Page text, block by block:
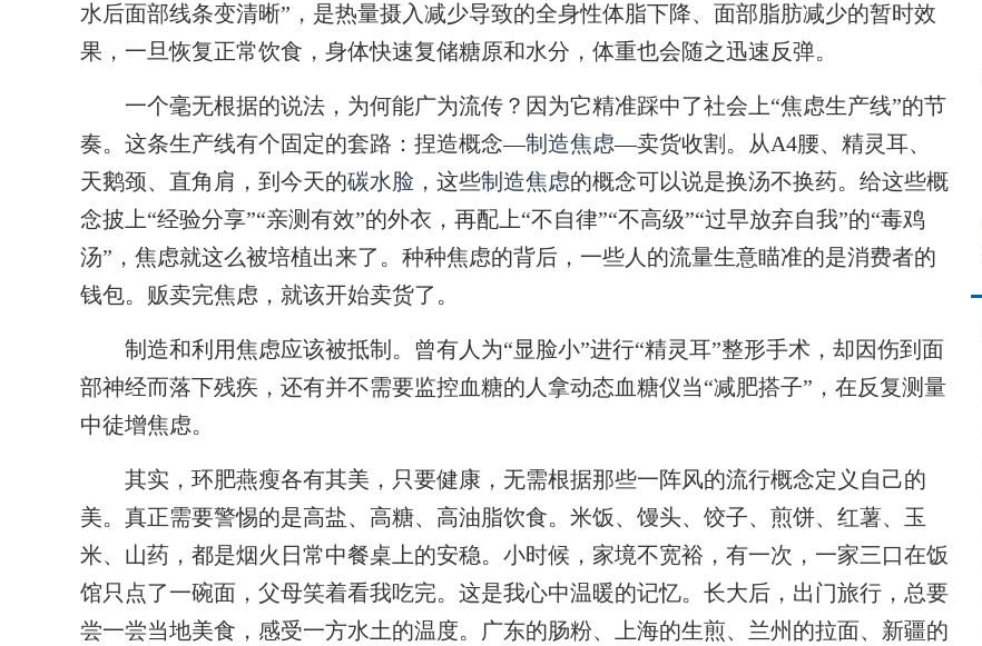
水后面部线条变清晰”，是热量摄入减少导致的全身性体脂下降、面部脂肪减少的暂时效
果，一旦恢复正常饮食，身体快速复储糖原和水分，体重也会随之迅速反弹。
一个毫无根据的说法，为何能广为流传？因为它精准踩中了社会上“焦虑生产线”的节
奏。这条生产线有个固定的套路：捏造概念—制造焦虑—卖货收割。从A4腰、精灵耳、
天鹅颈、直角肩，到今天的碳水脸 ，这些制造焦虑的概念可以说是换汤不换药。给这些概
念披上“经验分享”“亲测有效”的外衣，再配上“不自律”“不高级”“过早放弃自我”的“毒鸡
汤”，焦虑就这么被培植出来了。种种焦虑的背后，一些人的流量生意瞄准的是消费者的
钱包。贩卖完焦虑，就该开始卖货了。
制造和利用焦虑应该被抵制。曾有人为“显脸小”进行“精灵耳”整形手术，却因伤到面
部神经而落下残疾，还有并不需要监控血糖的人拿动态血糖仪当“减肥搭子”，在反复测量
中徒增焦虑。
其实，环肥燕瘦各有其美，只要健康，无需根据那些一阵风的流行概念定义自己的
美。真正需要警惕的是高盐、高糖、高油脂饮食。米饭、馒头、饺子、煎饼、红薯、玉
米、山药，都是烟火日常中餐桌上的安稳。小时候，家境不宽裕，有一次，一家三口在饭
馆只点了一碗面，父母笑着看我吃完。这是我心中温暖的记忆。长大后，出门旅行，总要
尝一尝当地美食，感受一方水土的温度。广东的肠粉、上海的生煎、兰州的拉面、新疆的